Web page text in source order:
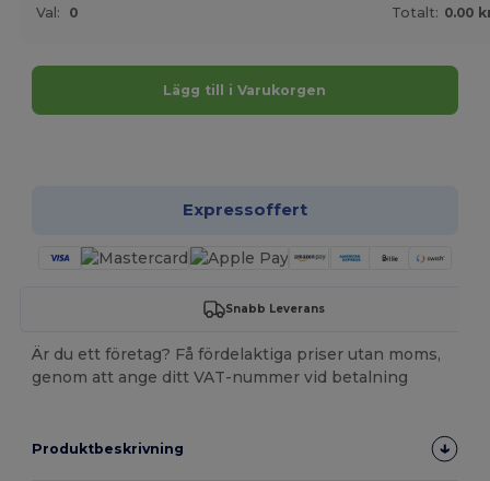
Val: 0 Totalt: 0.00
Lägg till i Varukorgen
Expressoffert
Snabb Leverans
Är du ett företag? Få fördelaktiga priser utan moms,
genom att ange ditt VAT-nummer vid betalning
Produktbeskrivning